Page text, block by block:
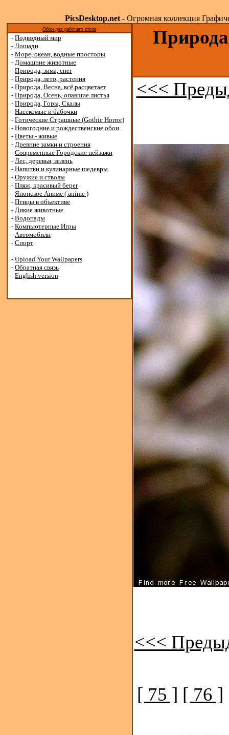
PicsDesktop.net- Огромная коллекция
Обои для рабочего стола
- Подводный мир
- Лошади
- Море, океан, водные просторы
- Домашние животные
- Природа, зима, снег
- Природа, лето, растения
- Природа, Весна, всё расцветает
- Природа, Осень, опавшие листья
- Природа, Горы, Скалы
- Насекомые и бабочки
- Готические Страшные (Gothic Horror)
- Новогодние и рождественские обои
- Цветы - живые
- Древние замки и строения
- Современные Городские пейзажи
- Лес, деревья, зелень
- Напитки и кулинарные шедевры
- Оружие и стволы
- Пляж, красивый берег
- Японское Аниме ( anime )
- Птицы в объективе
- Дикие животные
- Водопады
- Компьютерные Игры
- Автомобили
- Спорт
- Upload Your Wallpapers
- Обратная связь
- English version
<<<
<<<
[ 75 ] [ 76 ]